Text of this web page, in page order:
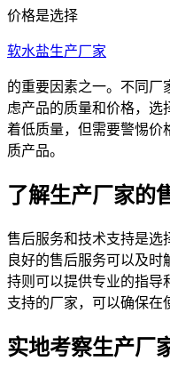
价格是选择
软水盐生产厂家
的重要因素之一。不同厂
虑产品的质量和价格，选
着低质量，但需要警惕价
质产品。
了解生产厂家的
售后服务和技术支持是选
良好的售后服务可以及
持则可以提供专业的指导
支持的厂家，可以确保在
实地考察生产厂